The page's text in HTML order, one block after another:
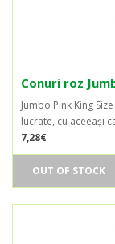
Conuri roz
Jumbo Pink King
lucrate, cu aceeași
7,28€
OUT OF STOCK